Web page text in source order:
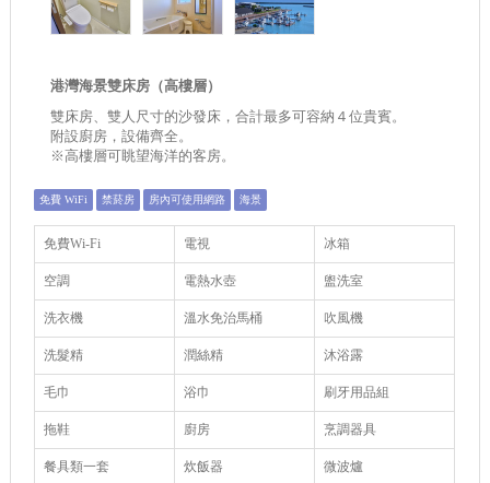
港灣海景雙床房（高樓層）
雙床房、雙人尺寸的沙發床，合計最多可容納４位貴賓。
附設廚房，設備齊全。
※高樓層可眺望海洋的客房。
免費 WiFi 禁菸房 房內可使用網路 海景
免費Wi-Fi 電視 冰箱
空調 電熱水壺 盥洗室
洗衣機 溫水免治馬桶 吹風機
洗髮精 潤絲精 沐浴露
毛巾 浴巾 刷牙用品組
拖鞋 廚房 烹調器具
餐具類一套 炊飯器 微波爐